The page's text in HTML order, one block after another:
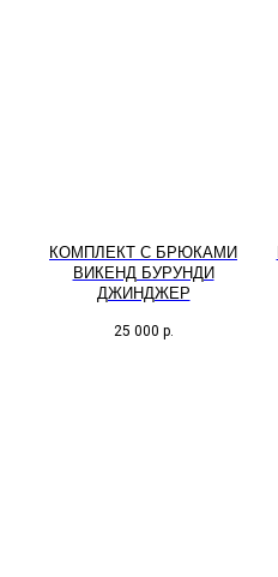
КОМПЛЕКТ С БРЮКАМИ
ВИКЕНД БУРУНДИ
ДЖИНДЖЕР
25 000 р.